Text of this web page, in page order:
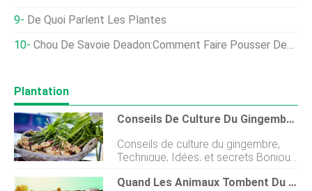
De Quoi Parlent Les Plantes
Chou De Savoie Deadon:Comment Faire Pousser Des Choux De Deadon
Plantation
Conseils De Culture Du Gingembre, Technique, Idées, Et Secrets
Conseils de culture du gingembre,
Technique, Idées, et secrets Bonjour
les jardiniers, nous sommes de retour
avec un nouvel article aujourdhui et Quand Les Animaux Tombent Du Ciel